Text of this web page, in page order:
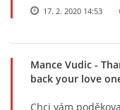
17. 2. 2020 14:53
Mance Vudic -
back your love
Chci vám